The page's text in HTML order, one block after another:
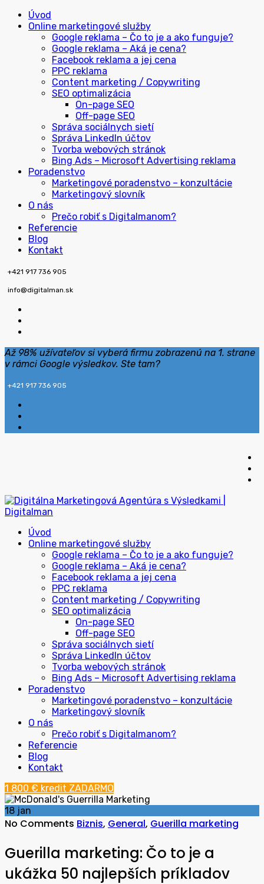
Úvod
Online marketingové služby
Google reklama – Čo to je a ako funguje?
Google reklama – Aká je cena?
Facebook reklama a jej cena
PPC reklama
Content marketing / Copywriting
SEO optimalizácia
On-page SEO
Off-page SEO
Správa sociálnych sietí
Správa LinkedIn účtov
Tvorba webových stránok
Bing Ads – Microsoft Advertising reklama
Poradenstvo
Marketingové poradenstvo – konzultácie
Marketingový slovník
O nás
Prečo robiť s Digitalmanom?
Referencie
Blog
Kontakt
+421 917 736 905
info@digitalman.sk
Až 98% užívateľov si vyberá firmu zobrazenú na 1. strane
v rámci Google výsledkov. Ste tam?
+421 917 736 905
Úvod
Online marketingové služby
Google reklama – Čo to je a ako funguje?
Google reklama – Aká je cena?
Facebook reklama a jej cena
PPC reklama
Content marketing / Copywriting
SEO optimalizácia
On-page SEO
Off-page SEO
Správa sociálnych sietí
Správa LinkedIn účtov
Tvorba webových stránok
Bing Ads – Microsoft Advertising reklama
Poradenstvo
Marketingové poradenstvo – konzultácie
Marketingový slovník
O nás
Prečo robiť s Digitalmanom?
Referencie
Blog
Kontakt
1 800 € kredit ZADARMO
18 jan
No Comments Biznis, General, Guerilla marketing
Guerilla marketing: Čo to je a
ukážka 50 najlepších príkladov